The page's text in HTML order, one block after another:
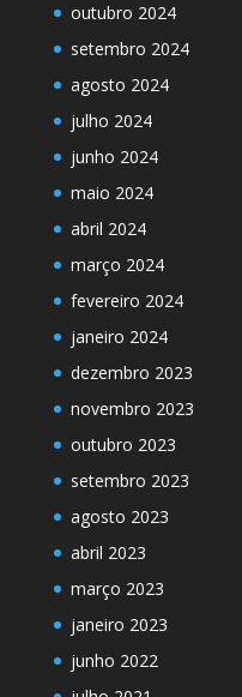
outubro 2024
setembro 2024
agosto 2024
julho 2024
junho 2024
maio 2024
abril 2024
março 2024
fevereiro 2024
janeiro 2024
dezembro 2023
novembro 2023
outubro 2023
setembro 2023
agosto 2023
abril 2023
março 2023
janeiro 2023
junho 2022